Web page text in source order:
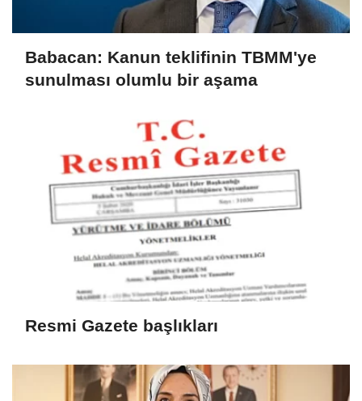
Babacan: Kanun teklifinin TBMM'ye
sunulması olumlu bir aşama
Resmi Gazete başlıkları